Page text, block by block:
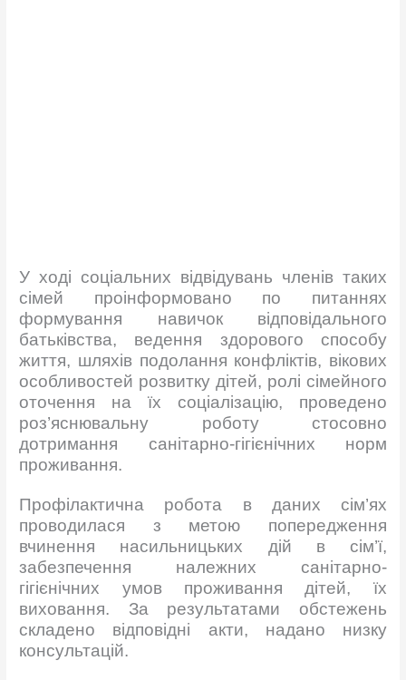
У ході соціальних відвідувань членів таких
сімей проінформовано по питаннях
формування навичок відповідального
батьківства, ведення здорового способу
життя, шляхів подолання конфліктів, вікових
особливостей розвитку дітей, ролі сімейного
оточення на їх соціалізацію, проведено
роз’яснювальну роботу стосовно
дотримання санітарно-гігієнічних норм
проживання.
Профілактична робота в даних сім’ях
проводилася з метою попередження
вчинення насильницьких дій в сім’ї,
забезпечення належних санітарно-
гігієнічних умов проживання дітей, їх
виховання. За результатами обстежень
складено відповідні акти, надано низку
консультацій.